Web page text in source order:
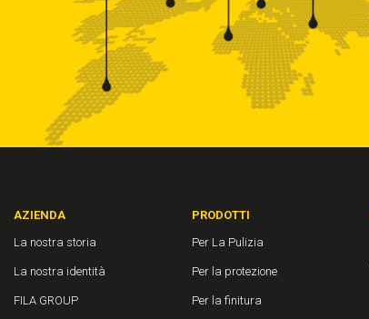
AZIENDA
La nostra storia
La nostra identità
FILA GROUP
PRODOTTI
Per La Pulizia
Per la protezione
Per la finitura